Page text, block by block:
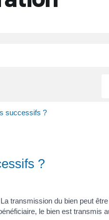
successifs ?
?
transmission du bien peut
le bien est transmis